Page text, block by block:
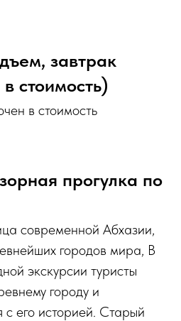
завтрак
стоимость)
в стоимость
прогулка по
современной Абхазии,
городов мира, В
экскурсии туристы
городу и
с его историей. Старый